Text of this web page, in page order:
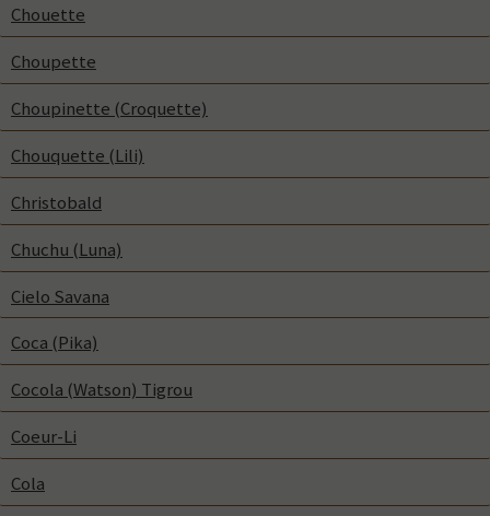
Chouette
Choupette
Choupinette (Croquette)
Chouquette (Lili)
Christobald
Chuchu (Luna)
Cielo Savana
Coca (Pika)
Cocola (Watson) Tigrou
Coeur-Li
Cola